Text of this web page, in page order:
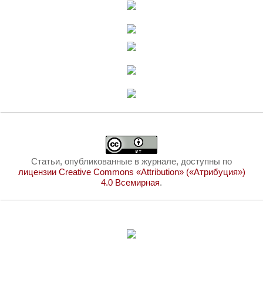
Статьи, опубликованные в журнале, доступны по
лицензии Creative Commons «Attribution» («Атрибуция»)
4.0 Всемирная.